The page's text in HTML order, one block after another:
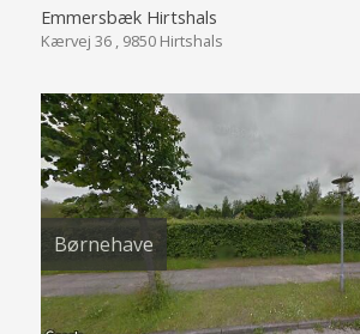
Emmersbæk Hirtshals
Kærvej 36 , 9850 Hirtshals
Børnehave